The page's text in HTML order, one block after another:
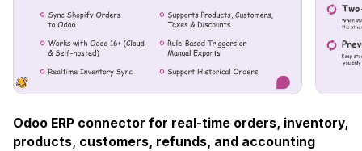
Odoo ERP connector for real-time orders, inventory,
products, customers, refunds, and accounting